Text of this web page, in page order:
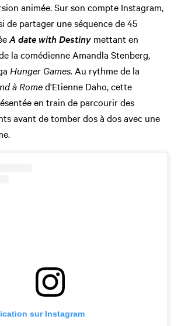
animée. Sur son compte Instagram,
de partager une séquence de 45
A date with Destiny mettant en
la comédienne Amandla Stenberg,
Hunger Games. Au rythme de la
à Romed'Etienne Daho, cette
en train de parcourir des
avant de tomber dos à dos avec une
sur Instagram